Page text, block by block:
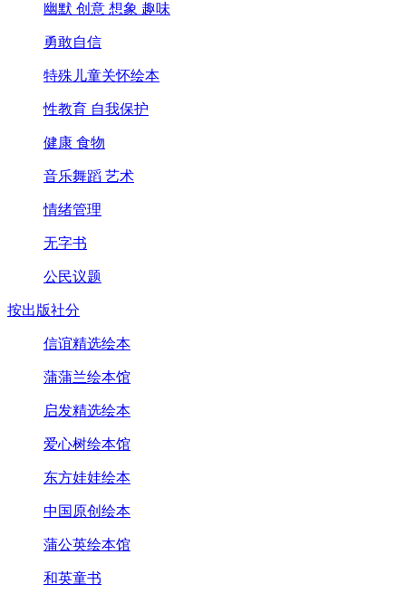
幽默 创意 想象 趣味
勇敢自信
特殊儿童关怀绘本
性教育 自我保护
健康 食物
音乐舞蹈 艺术
情绪管理
无字书
公民议题
按出版社分
信谊精选绘本
蒲蒲兰绘本馆
启发精选绘本
爱心树绘本馆
东方娃娃绘本
中国原创绘本
蒲公英绘本馆
和英童书